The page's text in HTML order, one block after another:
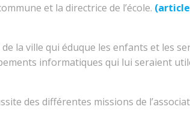
et la directrice de l’école. (
la ville qui éduque les enfants et les
informatiques qui lui seraient
des différentes missions de